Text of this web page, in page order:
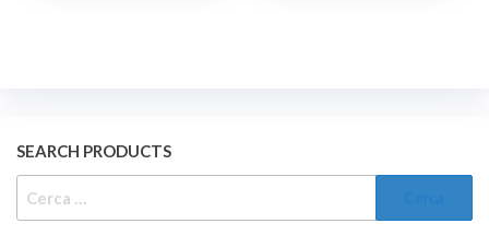
SEARCH PRODUCTS